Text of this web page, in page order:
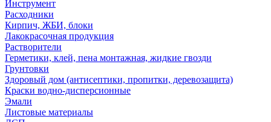
Инструмент
Расходники
Кирпич, ЖБИ, блоки
Лакокрасочная продукция
Растворители
Герметики, клей, пена монтажная, жидкие гвозди
Грунтовки
Здоровый дом (антисептики, пропитки, деревозащита)
Краски водно-дисперсионные
Эмали
Листовые материалы